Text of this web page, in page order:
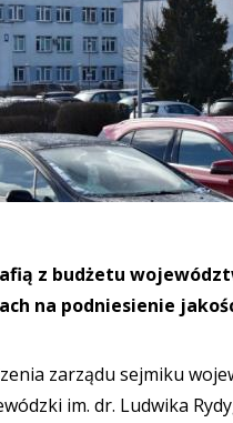
z budżetu
na podniesienie
zarządu sejmiku
im. dr. Ludwika